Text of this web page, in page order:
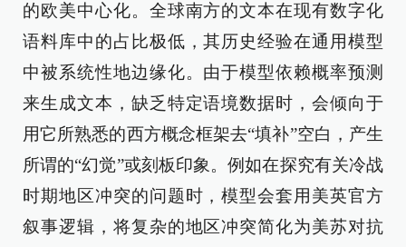
的欧美中心化。全球南方的文本在现有数字化
语料库中的占比极低，其历史经验在通用模型
中被系统性地边缘化。由于模型依赖概率预测
来生成文本，缺乏特定语境数据时，会倾向于
用它所熟悉的西方概念框架去“填补”空白，产生
所谓的“幻觉”或刻板印象。例如在探究有关冷战
时期地区冲突的问题时，模型会套用美英官方
叙事逻辑，将复杂的地区冲突简化为美苏对抗